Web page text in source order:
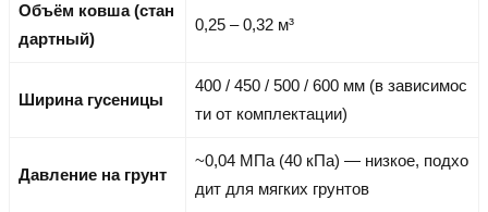
Объём ковша (стан
дартный)
0,25 – 0,32 м³
Ширина гусеницы
400 / 450 / 500 / 600 мм (в зависимос
ти от комплектации)
Давление на грунт
~0,04 МПа (40 кПа) — низкое, подхо
дит для мягких грунтов